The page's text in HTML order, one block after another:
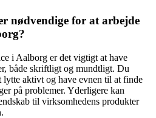
nødvendige for at arbejde
i Aalborg er det vigtigt at have
både skriftligt og mundtligt. Du
lytte aktivt og have evnen til at finde
på problemer. Yderligere kan
til virksomhedens produkter